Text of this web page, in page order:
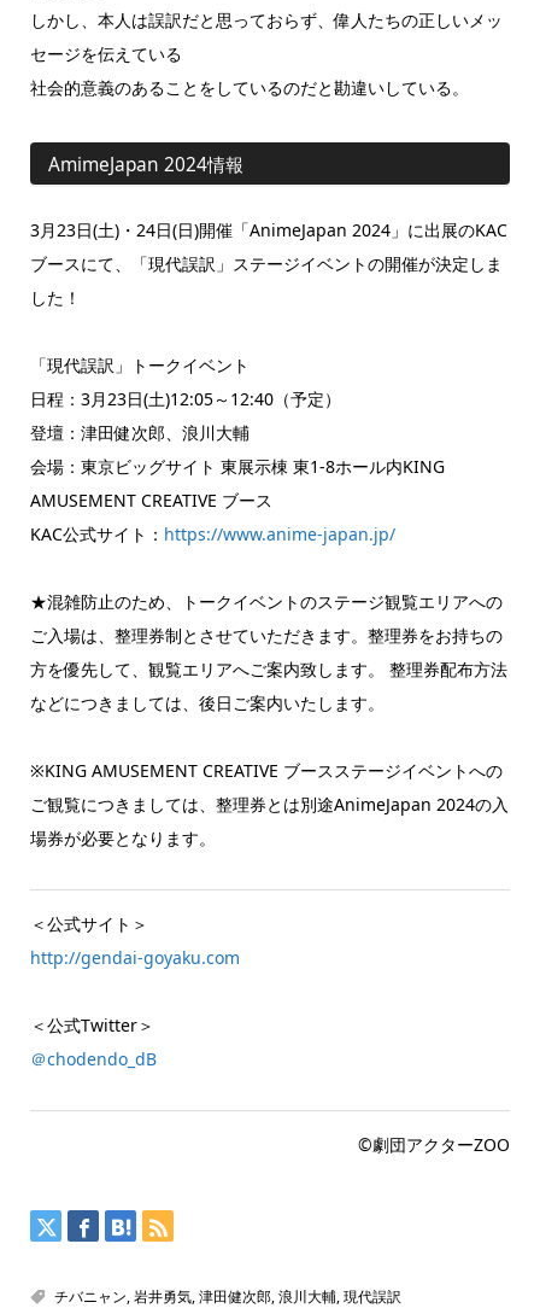
しかし、本人は誤訳だと思っておらず、偉人たちの正しいメッ
セージを伝えている
社会的意義のあることをしているのだと勘違いしている。
AmimeJapan 2024情報
3月23日(土)・24日(日)開催「AnimeJapan 2024」に出展のKAC
ブースにて、「現代誤訳」ステージイベントの開催が決定しま
した！
「現代誤訳」トークイベント
日程：3月23日(土)12:05～12:40（予定）
登壇：津田健次郎、浪川大輔
会場：東京ビッグサイト 東展示棟 東1-8ホール内KING
AMUSEMENT CREATIVE ブース
KAC公式サイト： https://www.anime-japan.jp/
★混雑防止のため、トークイベントのステージ観覧エリアへの
ご入場は、整理券制とさせていただきます。整理券をお持ちの
方を優先して、観覧エリアへご案内致します。 整理券配布方法
などにつきましては、後日ご案内いたします。
※KING AMUSEMENT CREATIVE ブースステージイベントへの
ご観覧につきましては、整理券とは別途AnimeJapan 2024の入
場券が必要となります。
＜公式サイト＞
http://gendai-goyaku.com
＜公式Twitter＞
＠chodendo_dB
©劇団アクターZOO
チバニャン,岩井勇気,津田健次郎,浪川大輔,現代誤訳